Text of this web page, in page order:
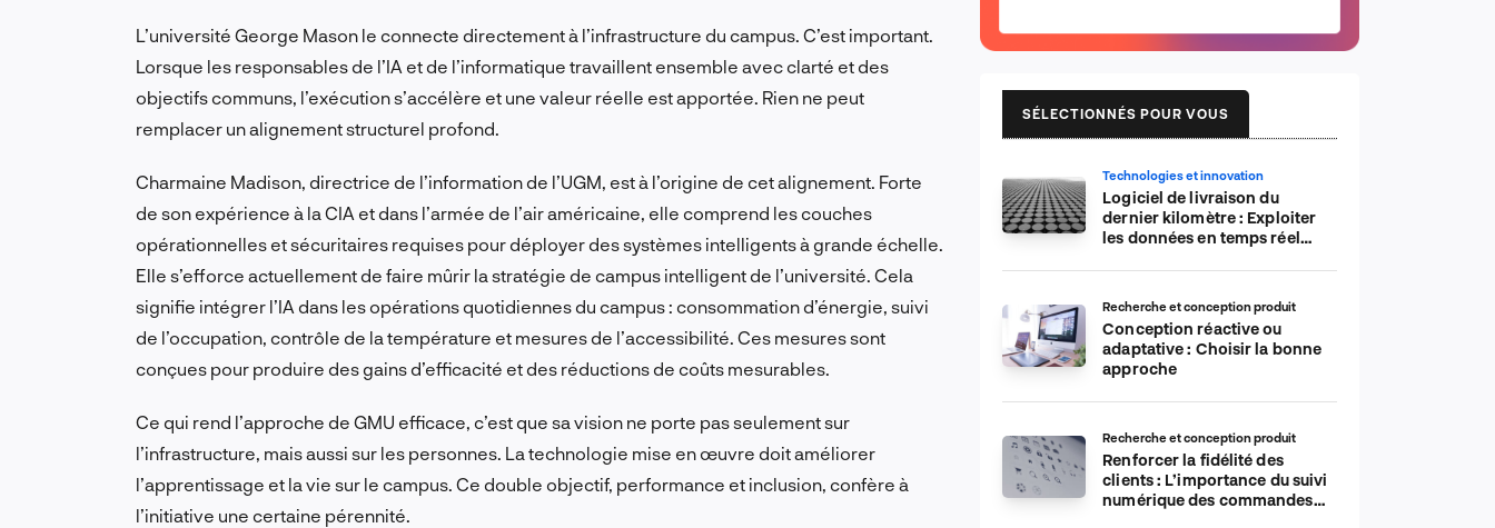
L’université George Mason le connecte directement à l’infrastructure du campus. C’est important.
Lorsque les responsables de l’IA et de l’informatique travaillent ensemble avec clarté et des
objectifs communs, l’exécution s’accélère et une valeur réelle est apportée. Rien ne peut
remplacer un alignement structurel profond.
Charmaine Madison, directrice de l’information de l’UGM, est à l’origine de cet alignement. Forte
de son expérience à la CIA et dans l’armée de l’air américaine, elle comprend les couches
opérationnelles et sécuritaires requises pour déployer des systèmes intelligents à grande échelle.
Elle s’efforce actuellement de faire mûrir la stratégie de campus intelligent de l’université. Cela
signifie intégrer l’IA dans les opérations quotidiennes du campus : consommation d’énergie, suivi
de l’occupation, contrôle de la température et mesures de l’accessibilité. Ces mesures sont
conçues pour produire des gains d’efficacité et des réductions de coûts mesurables.
Ce qui rend l’approche de GMU efficace, c’est que sa vision ne porte pas seulement sur
l’infrastructure, mais aussi sur les personnes. La technologie mise en œuvre doit améliorer
l’apprentissage et la vie sur le campus. Ce double objectif, performance et inclusion, confère à
l’initiative une certaine pérennité.
SÉLECTIONNÉS POUR VOUS
Technologies et innovation
Logiciel de livraison du
dernier kilomètre : Exploiter
les données en temps réel
Recherche et conception produit
Conception réactive ou
adaptative : Choisir la bonne
approche
Recherche et conception produit
Renforcer la fidélité des
clients : L’importance du suivi
numérique des commandes